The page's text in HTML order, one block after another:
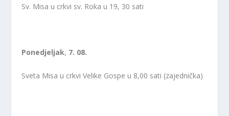
Sv. Misa u crkvi sv. Roka u 19, 30 sati
Ponedjeljak, 7. 08.
Sveta Misa u crkvi Velike Gospe u 8,00 sati (zajednička)